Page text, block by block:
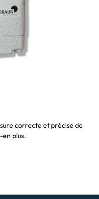
correcte et précise de
en plus.